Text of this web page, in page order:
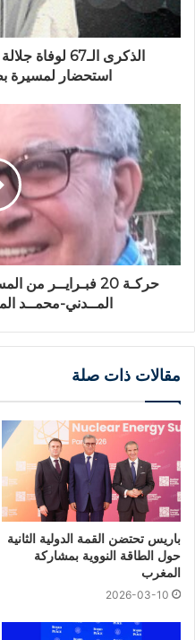
الذكرى الـ67
استحضار لمسيرة
حركـة 20 فبـرايــر
المــدني-محمــد
مقالات ذات صلة
باريس تحتضن القمة الدولية الثانية
حول الطاقة النووية بمشاركة
المغرب
2026-03-10